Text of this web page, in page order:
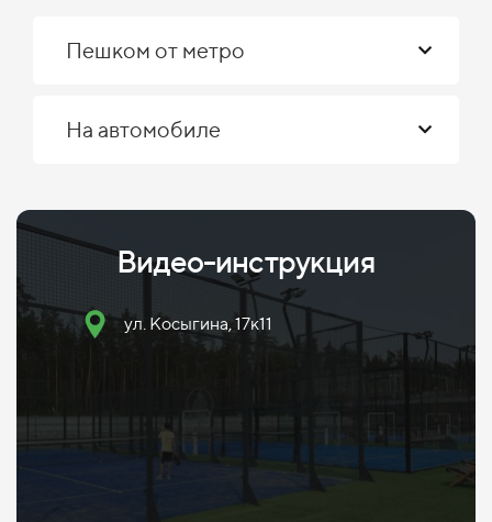
Пешком от метро
На автомобиле
Видео-инструкция
ул. Косыгина, 17к11